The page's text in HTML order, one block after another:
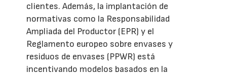
clientes. Además, la implantación de
normativas como la Responsabilidad
Ampliada del Productor (EPR) y el
Reglamento europeo sobre envases y
residuos de envases (PPWR) está
incentivando modelos basados en la